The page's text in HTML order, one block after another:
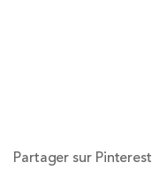
Partager sur Pinterest